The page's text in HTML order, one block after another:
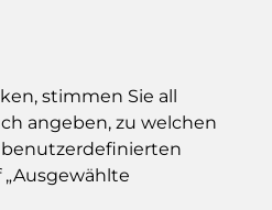
Einloggen um
Sie müssen eingeloggt
stimmen Sie all
angeben, zu welchen